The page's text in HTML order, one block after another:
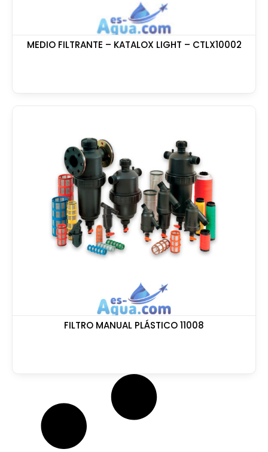
MEDIO FILTRANTE – KATALOX LIGHT – CTLX10002
FILTRO MANUAL PLÁSTICO 11008